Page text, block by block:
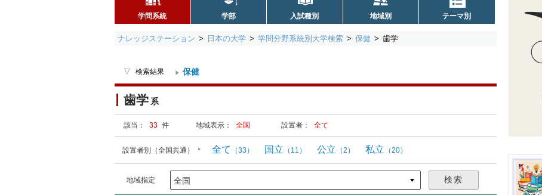
学問系統 学部 入試種別 地域別 テーマ別
ナレッジステーション 日本の大学 学問分野系統別大学検索 保健 歯学
検索結果 保健
歯学 系
該当： 33 件 地域表示： 全国 設置者： 全て
設置者別（全国共通） 全て （33） 国立 （11） 公立 （2） 私立 （20）
地域指定